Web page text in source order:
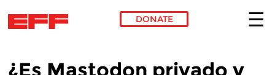
DONATE
¿Es Mastodon privado y